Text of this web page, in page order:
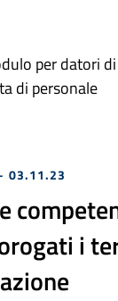
per datori
di personale
i